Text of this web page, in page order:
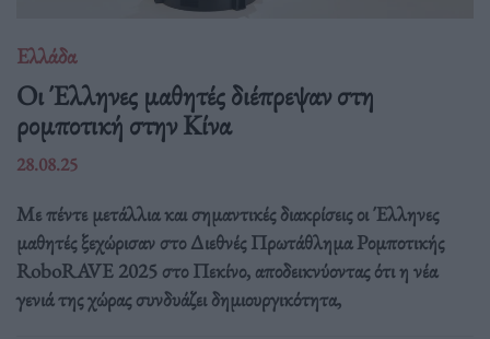
Ελλάδα
Οι Έλληνες μαθητές διέπρεψαν στη
ρομποτική στην Κίνα
28.08.25
Με πέντε μετάλλια και σημαντικές διακρίσεις οι Έλληνες
μαθητές ξεχώρισαν στο Διεθνές Πρωτάθλημα Ρομποτικής
RoboRAVE 2025 στο Πεκίνο, αποδεικνύοντας ότι η νέα
γενιά της χώρας συνδυάζει δημιουργικότητα,